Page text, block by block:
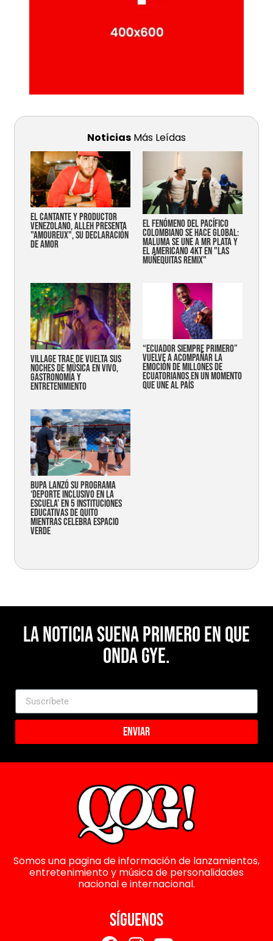
Noticias Más Leídas
EL CANTANTE Y PRODUCTOR
VENEZOLANO, ALLEH PRESENTA
"AMOUREUX", SU DECLARACIÓN
DE AMOR
EL FENÓMENO DEL PACÍFICO
COLOMBIANO SE HACE GLOBAL:
MALUMA SE UNE A MR PLATA Y
EL AMERICANO 4KT EN "LAS
MUÑEQUITAS REMIX"
Village trae de vuelta sus
noches de música en vivo,
gastronomía y
entretenimiento
“Ecuador siempre primero”
vuelve a acompañar la
emoción de millones de
ecuatorianos en un momento
que une al país
Bupa lanzó su programa
‘Deporte Inclusivo en la
Escuela’ en 5 instituciones
educativas de Quito
mientras celebra espacio
verde
La noticia suena primero en Que
Onda Gye.
Enviar
Somos una pagina de información de lanzamientos,
entretenimiento y música de personalidades
nacional e internacional.
SÍGUENOS